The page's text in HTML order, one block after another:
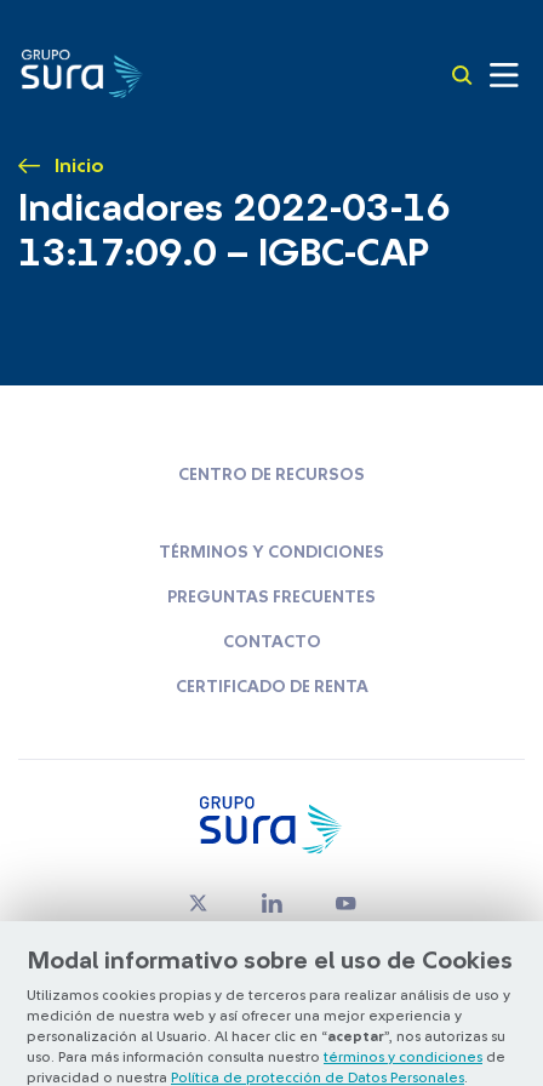
Inicio
Indicadores 2022-03-16
13:17:09.0 – IGBC-CAP
Modal informativo sobre el uso de Cookies
Utilizamos cookies propias y de terceros para realizar análisis de uso y
medición de nuestra web y así ofrecer una mejor experiencia y
personalización al Usuario. Al hacer clic en “aceptar”, nos autorizas su
uso. Para más información consulta nuestro términos y condiciones de
privacidad o nuestra Política de protección de Datos Personales
CENTRO DE RECURSOS
TÉRMINOS Y CONDICIONES
PREGUNTAS FRECUENTES
CONTACTO
CERTIFICADO DE RENTA
© Copyright Grupo SURA 2026